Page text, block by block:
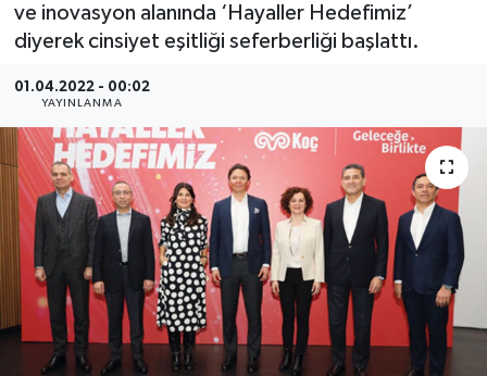
ve inovasyon alanında ‘Hayaller Hedefimiz’
diyerek cinsiyet eşitliği seferberliği başlattı.
01.04.2022 - 00:02
YAYINLANMA
SEKTÖR
ŞİRKET PANO
SÖYLEŞİ
ÜLKE
YAŞAM